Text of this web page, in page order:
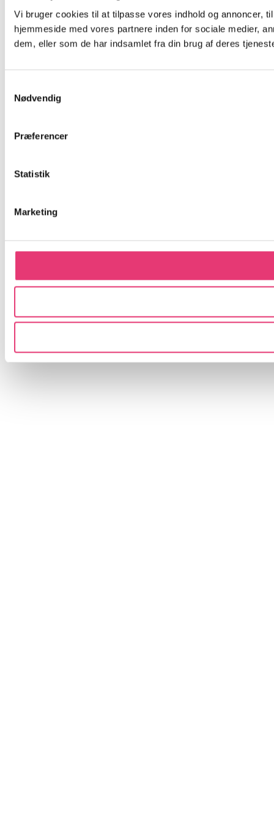
Vi bruger cookies til at tilpasse vores indhold og annoncer,
hjemmeside med vores partnere inden for sociale medier,
dem, eller som de har indsamlet fra din brug af deres
Nødvendig
Præferencer
Statistik
Marketing